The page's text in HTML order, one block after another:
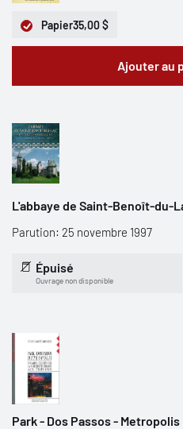
Papier35,00 $
Ajouter au
L'abbaye de Saint-Benoît-du-
Parution: 25 novembre 1997
Épuisé
Ouvrage non disponible
Park - Dos Passos -